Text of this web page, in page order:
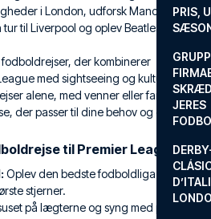
PRIS,
JERES
i London, udforsk Manchesters
til Liverpool og oplev Beatles-byen.
der kombinerer
med sightseeing og kulturelle
alene, med venner eller familie,
der passer til dine behov og ønsker.
til Premier League?
Oplev den bedste fodboldliga i
stjerner.
på lægterne og syng med på de